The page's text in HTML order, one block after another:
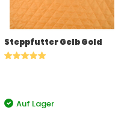
Steppfutter Gelb Gold
Auf Lager